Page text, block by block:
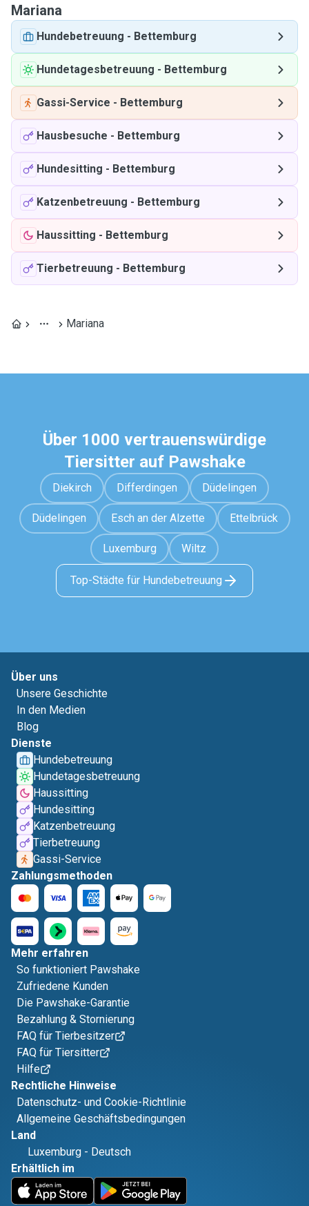
Mariana
Hundebetreuung - Bettemburg
Hundetagesbetreuung - Bettemburg
Gassi-Service - Bettemburg
Hausbesuche - Bettemburg
Hundesitting - Bettemburg
Katzenbetreuung - Bettemburg
Haussitting - Bettemburg
Tierbetreuung - Bettemburg
Mariana
Über 1000 vertrauenswürdige
Tiersitter auf Pawshake
Diekirch Differdingen Düdelingen
Düdelingen Esch an der Alzette Ettelbrück
Luxemburg Wiltz
Top-Städte für Hundebetreuung
Über uns
Unsere Geschichte
In den Medien
Blog
Dienste
Hundebetreuung
Hundetagesbetreuung
Haussitting
Hundesitting
Katzenbetreuung
Tierbetreuung
Gassi-Service
Zahlungsmethoden
Mehr erfahren
So funktioniert Pawshake
Zufriedene Kunden
Die Pawshake-Garantie
Bezahlung & Stornierung
FAQ für Tierbesitzer
FAQ für Tiersitter
Hilfe
Rechtliche Hinweise
Datenschutz- und Cookie-Richtlinie
Allgemeine Geschäftsbedingungen
Land
Luxemburg - Deutsch
Erhältlich im